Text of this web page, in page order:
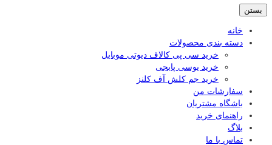
بستن
خانه
دسته بندی محصولات
خرید سی پی کالاف دیوتی موبایل
خرید یوسی پابجی
خرید جم کلش آف کلنز
سفارشات من
باشگاه مشتریان
راهنمای خرید
بلاگ
تماس با ما